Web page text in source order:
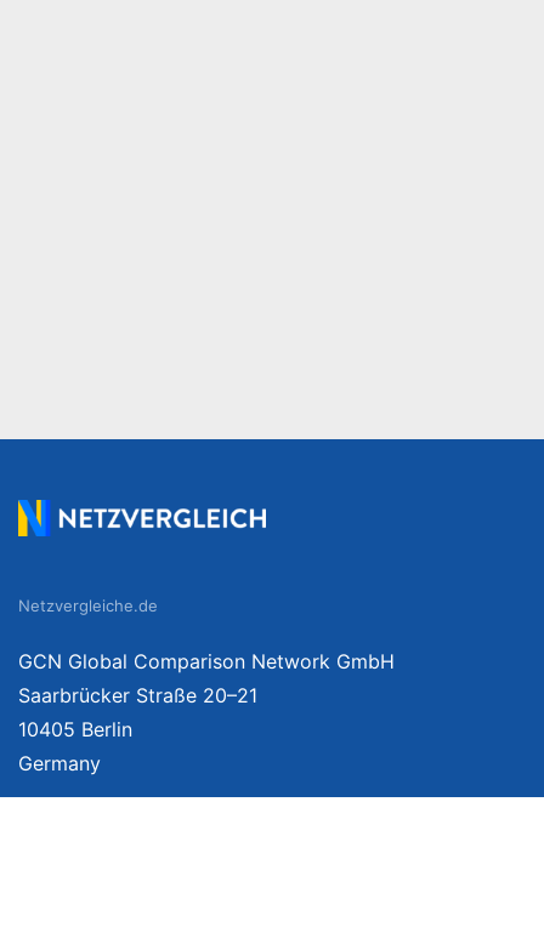
Netzvergleiche.de
GCN Global Comparison Network GmbH
Saarbrücker Straße 20–21
10405 Berlin
Germany